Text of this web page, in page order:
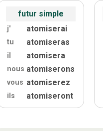
futur simple
j' atomiserai
tu atomiseras
il atomisera
nous atomiserons
vous atomiserez
ils atomiseront